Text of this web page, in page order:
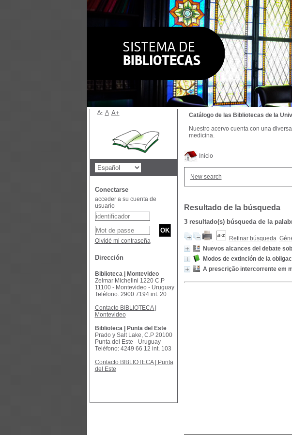
Inicio
New search
Resultado de la búsqueda
3 resultado(s) búsqueda de la
Refinar búsqueda
Nuevos alcances del debate
Modos de extinción de la
A prescrição intercorrente em
Catálogo de las Bibliotecas de la
Nuestro acervo cuenta con una
medicina.
A- A A+
Conectarse
acceder a su cuenta de
usuario
Olvidé mi contraseña
Dirección
Biblioteca | Montevideo
Zelmar Michelini 1220 C.P
11100 - Montevideo - Uruguay
Teléfono: 2900 7194 int. 20
Contacto BIBLIOTECA |
Montevideo
Biblioteca | Punta del Este
Prado y Salt Lake, C.P 20100
Punta del Este - Uruguay
Teléfono: 4249 66 12 int. 103
Contacto BIBLIOTECA | Punta
del Este